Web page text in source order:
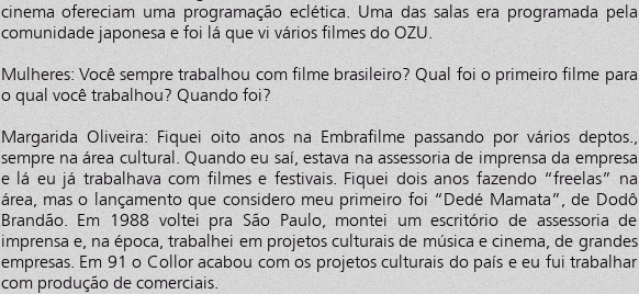
cinema ofereciam uma programação eclética. Uma das salas era programada pela
comunidade japonesa e foi lá que vi vários filmes do OZU.
Mulheres: Você sempre trabalhou com filme brasileiro? Qual foi o primeiro filme para
o qual você trabalhou? Quando foi?
Margarida Oliveira: Fiquei oito anos na Embrafilme passando por vários deptos.,
sempre na área cultural. Quando eu saí, estava na assessoria de imprensa da empresa
e lá eu já trabalhava com filmes e festivais. Fiquei dois anos fazendo “freelas” na
área, mas o lançamento que considero meu primeiro foi “Dedé Mamata”, de Dodô
Brandão. Em 1988 voltei pra São Paulo, montei um escritório de assessoria de
imprensa e, na época, trabalhei em projetos culturais de música e cinema, de grandes
empresas. Em 91 o Collor acabou com os projetos culturais do país e eu fui trabalhar
com produção de comerciais.